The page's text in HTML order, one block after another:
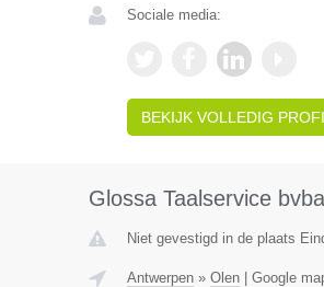
Sociale media:
BEKIJK VOLLEDIG
Glossa Taalservice bvba
Niet gevestigd in de plaats
Antwerpen» Olen| Google